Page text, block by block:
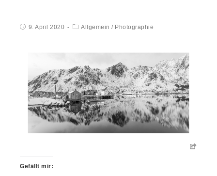
9. April 2020 Allgemein / Photographie
Gefällt mir: